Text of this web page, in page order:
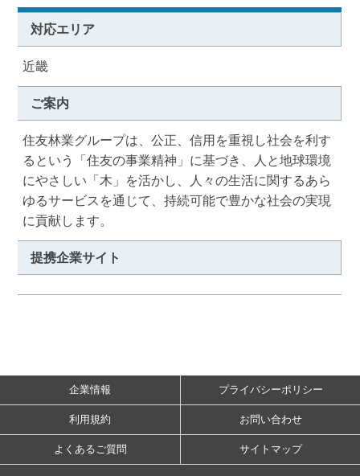
対応エリア
近畿
ご案内
住友林業グループは、公正、信用を重視し社会を利す
るという「住友の事業精神」に基づき、人と地球環境
にやさしい「木」を活かし、人々の生活に関するあら
ゆるサービスを通じて、持続可能で豊かな社会の実現
に貢献します。
提携企業サイト
企業情報 プライバシーポリシー
利用規約 お問い合わせ
よくあるご質問 サイトマップ